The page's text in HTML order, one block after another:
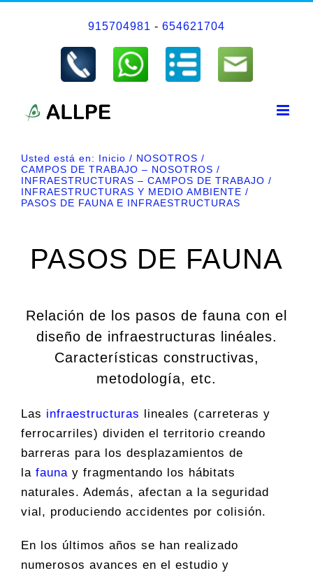
915704981 - 654621704
Usted está en: Inicio
NOSOTROS
CAMPOS DE TRABAJO – NOSOTROS
INFRAESTRUCTURAS – CAMPOS DE TRABAJO
INFRAESTRUCTURAS Y MEDIO AMBIENTE
PASOS DE FAUNA E INFRAESTRUCTURAS
PASOS DE FAUNA
Relación de los pasos de fauna con el
diseño de infraestructuras linéales.
Características constructivas,
metodología, etc.
Las infraestructuras
lineales (carreteras y
ferrocarriles) dividen el territorio creando
barreras para los desplazamientos de
la faunay fragmentando los hábitats
naturales. Además, afectan a la seguridad
vial, produciendo accidentes por colisión.
En los últimos años se han realizado
numerosos avances en el estudio y